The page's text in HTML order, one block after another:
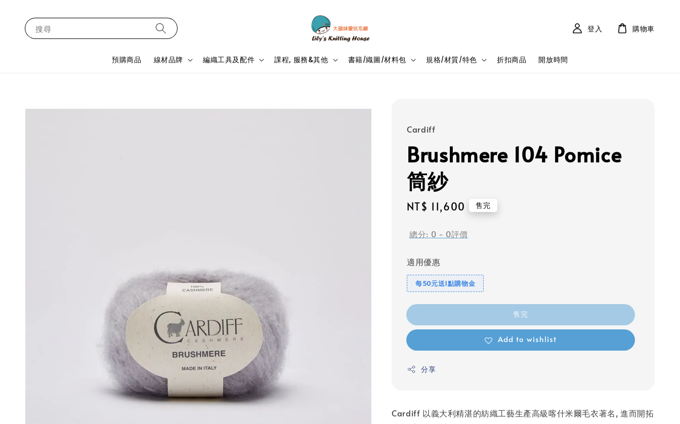
搜尋
預購商品 線材品牌 編織工具及配件 課程, 服務&其他 書籍/織圖/材料包 規格/材質/特色 折扣商品 開放時間
登入 購物車
Cardiff
Brushmere 104 Pomice
筒紗
Regular
NT$ 11,600 售完
總分: 0 - 0評價
適用優惠
每50元送1點購物金
售完
Add to wishlist
分享
Cardiff 以義大利精湛的紡織工藝生產高級喀什米爾毛衣著名, 進而開拓